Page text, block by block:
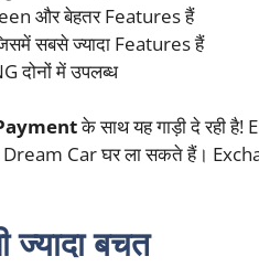
और बेहतर Features हैं
सबसे ज्यादा Features हैं
दोनों में उपलब्ध
के साथ यह गाड़ी दे रही है!
Car घर ला सकते हैं।
बचत